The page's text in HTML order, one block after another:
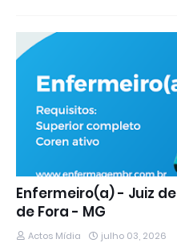
Enfermeiro(a) - Juiz
de Fora - MG
Actos Mídia julho 03, 2026